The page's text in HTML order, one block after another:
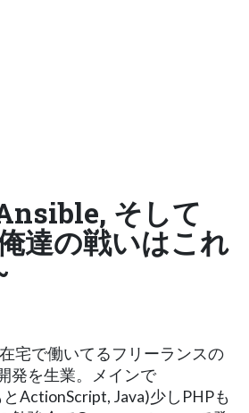
そして
達の戦いはこれ
宅で働いてるフリーランスの
発を生業。メインで
ActionScript, Java)少しPHPも